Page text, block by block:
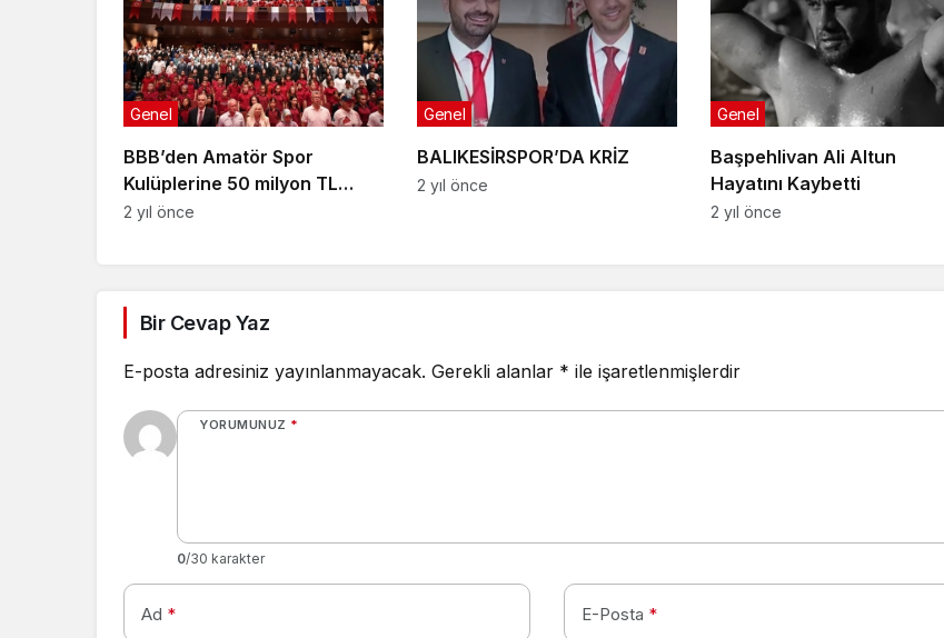
BBB’den Amatör Spor
Kulüplerine 50 milyon TL
nakdi destek
Genel
2 yıl önce
BALIKESİRSPOR’DA KRİZ
Genel
2 yıl önce
Başpehlivan Ali Altun
Hayatını Kaybetti
Genel
2 yıl önce
Bir Cevap Yaz
E-posta adresiniz yayınlanmayacak. Gerekli alanlar * ile işaretlenmişlerdir
YORUMUNUZ *
0/30 karakter
Ad * E-Posta *